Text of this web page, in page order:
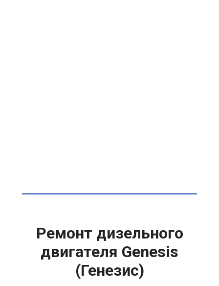
Ремонт дизельного
двигателя Genesis
(Генезис)